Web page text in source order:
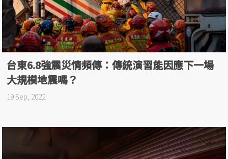
台東6.8強震災情頻傳：傳統演習能因應下一場
大規模地震嗎？
19 Sep, 2022